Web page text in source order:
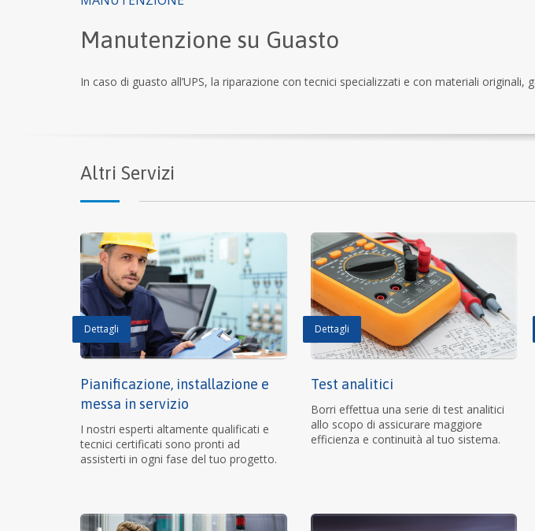
Manutenzione su Guasto
In caso di guasto all’UPS, la riparazione con tecnici specializzati e con materiali
Altri Servizi
Dettagli
Pianificazione, installazione e
messa in servizio
I nostri esperti altamente qualificati e
tecnici certificati sono pronti ad
assisterti in ogni fase del tuo progetto.
Dettagli
Test analitici
Borri effettua una serie di test analitici
allo scopo di assicurare maggiore
efficienza e continuità al tuo sistema.